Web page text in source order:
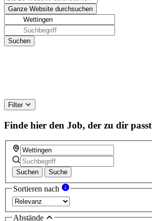
Filter
Finde hier den Job, der zu dir passt
Suchen Suche
Sortieren nach
Abstände